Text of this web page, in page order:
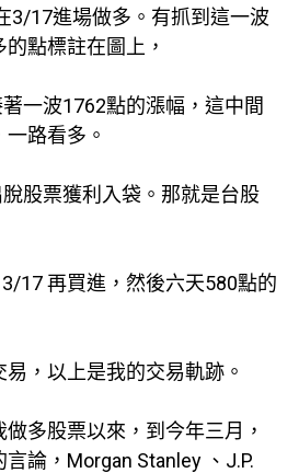
3/17進場做多。有抓到這一波
的點標註在圖上，
一波1762點的漲幅，這中間
路看多。
股票獲利入袋。那就是台股
17 再買進，然後六天580點的
，以上是我的交易軌跡。
多股票以來，到今年三月，
論，Morgan Stanley 、J.P.